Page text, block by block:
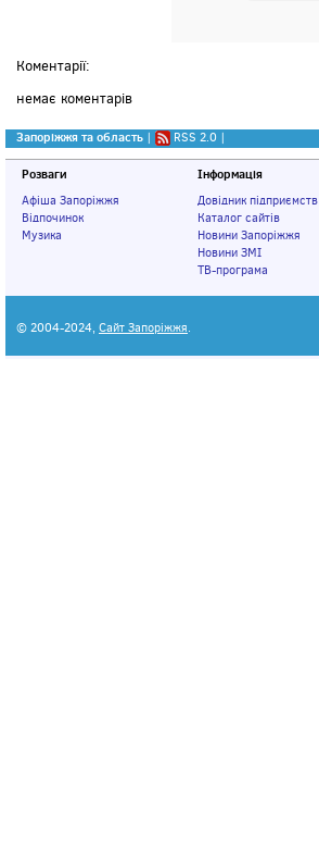
Коментарії:
немає коментарів
Запоріжжя та область | RSS 2.0 |
Розваги
Афіша Запоріжжя
Відпочинок
Музика
Інформація
Довідник підприємств
Каталог сайтів
Новини Запоріжжя
Новини ЗМІ
ТВ-програма
© 2004-2024, Сайт Запоріжжя.